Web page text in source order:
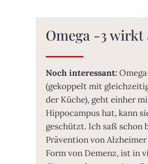
Omega -3
Noch interessant:
(gekoppelt mit
der Küche), geht einher
Hippocampus hat, kann
geschützt. Ich saß schon
Prävention von
Form von Demenz, ist in